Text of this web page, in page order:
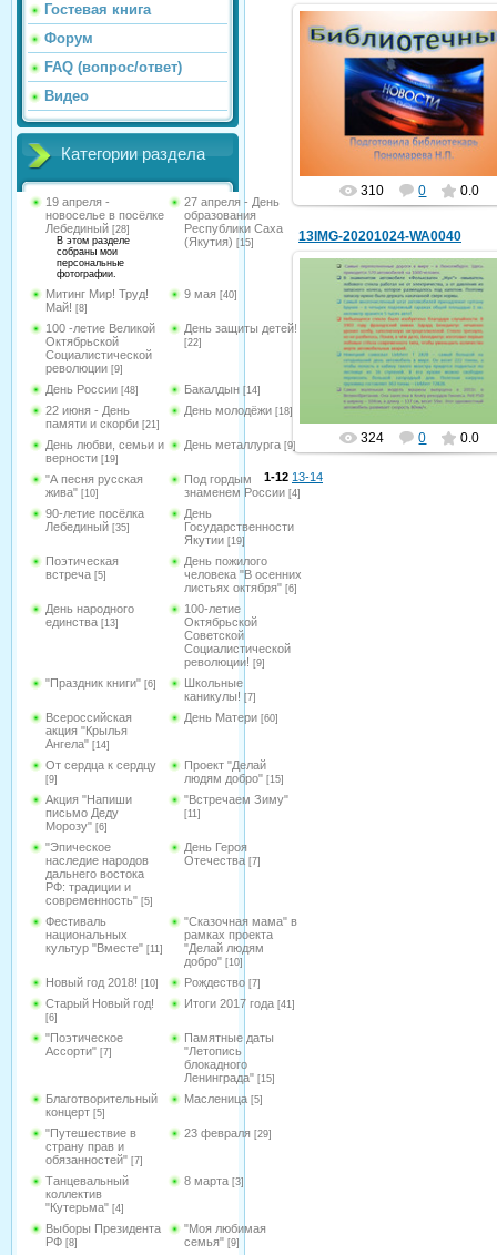
Гостевая книга
Форум
FAQ (вопрос/ответ)
Видео
Категории раздела
19 апреля -
новоселье в посёлке
Лебединый [28]
В этом разделе
собраны мои
персональные
фотографии.
27 апреля - День
образования
Республики Саха
(Якутия) [15]
Митинг Мир! Труд!
Май! [8]
9 мая [40]
100 -летие Великой
Октябрьской
Социалистической
революции [9]
День защиты детей!
[22]
День России [48] Бакалдын [14]
22 июня - День
памяти и скорби [21]
День молодёжи [18]
День любви, семьи и
верности [19]
День металлурга [9]
"А песня русская
жива" [10]
Под гордым
знаменем России [4]
90-летие посёлка
Лебединый [35]
День
Государственности
Якутии [19]
Поэтическая
встреча [5]
День пожилого
человека "В осенних
листьях октября" [6]
День народного
единства [13]
100-летие
Октябрьской
Советской
Социалистической
революции! [9]
"Праздник книги" [6]
Школьные
каникулы! [7]
Всероссийская
акция "Крылья
Ангела" [14]
День Матери [60]
От сердца к сердцу
[9]
Проект "Делай
людям добро" [15]
Акция "Напиши
письмо Деду
Морозу" [6]
"Встречаем Зиму"
[11]
"Эпическое
наследие народов
дальнего востока
РФ: традиции и
современность" [5]
День Героя
Отечества [7]
Фестиваль
национальных
культур "Вместе" [11]
"Сказочная мама" в
рамках проекта
"Делай людям
добро" [10]
Новый год 2018! [10] Рождество [7]
Старый Новый год!
[6]
Итоги 2017 года [41]
"Поэтическое
Ассорти" [7]
Памятные даты
"Летопись
блокадного
Ленинграда" [15]
Благотворительный
концерт [5]
Масленица [5]
"Путешествие в
страну прав и
обязанностей" [7]
23 февраля [29]
Танцевальный
коллектив
"Кутерьма" [4]
8 марта [3]
Выборы Президента
РФ [8]
"Моя любимая
семья" [9]
25.10.2020
hololenkomariya
310 0 0.0
13IMG-20201024-WA0040
25.10.2020
hololenkomariya
324 0 0.0
1-12 13-14